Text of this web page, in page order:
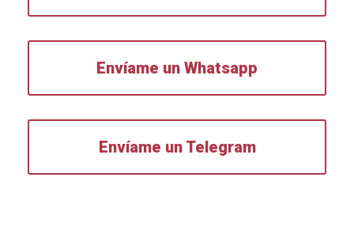
Envíame un Whatsapp
Envíame un Telegram